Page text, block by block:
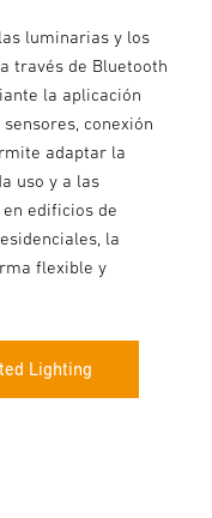
luminarias y los
través de Bluetooth
la aplicación
sensores, conexión
adaptar la
uso y a las
edificios de
la
flexible y
Lighting